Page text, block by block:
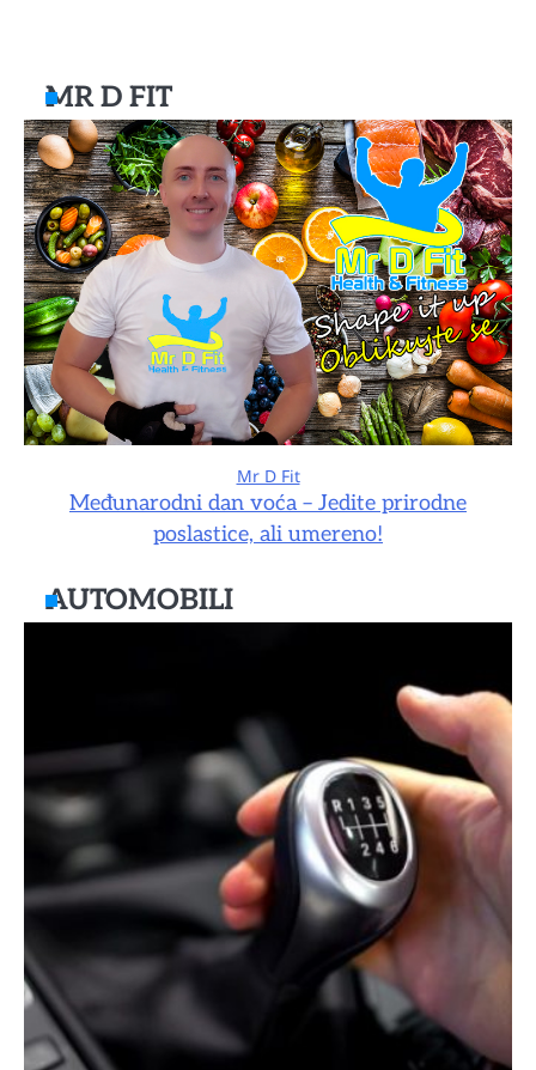
MR D FIT
Mr D Fit
Međunarodni dan voća – Jedite prirodne
poslastice, ali umereno!
AUTOMOBILI